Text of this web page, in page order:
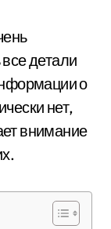
детали
о
нет,
внимание